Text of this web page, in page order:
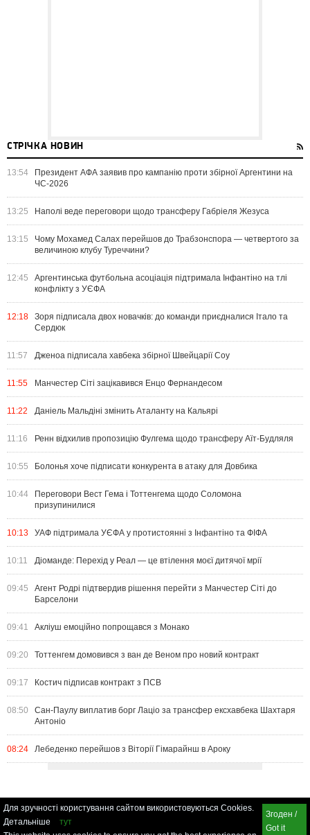
СТРІЧКА НОВИН
13:54
Президент АФА заявив про кампанію проти збірної Аргентини на
ЧС-2026
13:25 Наполі веде переговори щодо трансферу Габріеля Жезуса
13:15
Чому Мохамед Салах перейшов до Трабзонспора — четвертого за
величиною клубу Туреччини?
12:45
Аргентинська футбольна асоціація підтримала Інфантіно на тлі
конфлікту з УЄФА
12:18
Зоря підписала двох новачків: до команди приєдналися Італо та
Сердюк
11:57 Дженоа підписала хавбека збірної Швейцарії Соу
11:55 Манчестер Сіті зацікавився Енцо Фернандесом
11:22 Даніель Мальдіні змінить Аталанту на Кальярі
11:16 Ренн відхилив пропозицію Фулгема щодо трансферу Аїт-Будляля
10:55 Болонья хоче підписати конкурента в атаку для Довбика
10:44
Переговори Вест Гема і Тоттенгема щодо Соломона
призупинилися
10:13 УАФ підтримала УЄФА у протистоянні з Інфантіно та ФІФА
10:11 Діоманде: Перехід у Реал — це втілення моєї дитячої мрії
09:45
Агент Родрі підтвердив рішення перейти з Манчестер Сіті до
Барселони
09:41 Акліуш емоційно попрощався з Монако
09:20 Тоттенгем домовився з ван де Веном про новий контракт
09:17 Костич підписав контракт з ПСВ
08:50
Сан-Паулу виплатив борг Лаціо за трансфер ексхавбека Шахтаря
Антоніо
08:24 Лебеденко перейшов з Віторії Гімарайнш в Ароку
Для зручності користування сайтом використовуються Cookies.
Детальніше
тут
Згоден /
Got it